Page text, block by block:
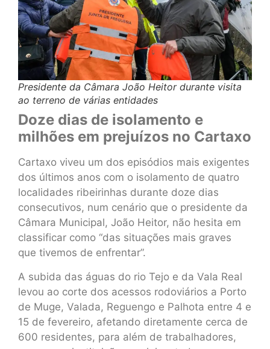
Presidente da Câmara João Heitor durante visita
ao terreno de várias entidades
Doze dias de isolamento e
milhões em prejuízos no Cartaxo
Cartaxo viveu um dos episódios mais exigentes
dos últimos anos com o isolamento de quatro
localidades ribeirinhas durante doze dias
consecutivos, num cenário que o presidente da
Câmara Municipal, João Heitor, não hesita em
classificar como “das situações mais graves
que tivemos de enfrentar”.
A subida das águas do rio Tejo e da Vala Real
levou ao corte dos acessos rodoviários a Porto
de Muge, Valada, Reguengo e Palhota entre 4 e
15 de fevereiro, afetando diretamente cerca de
600 residentes, para além de trabalhadores,